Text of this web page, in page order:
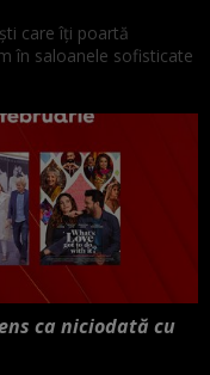
care îți poartă
în saloanele sofisticate
ca niciodată cu